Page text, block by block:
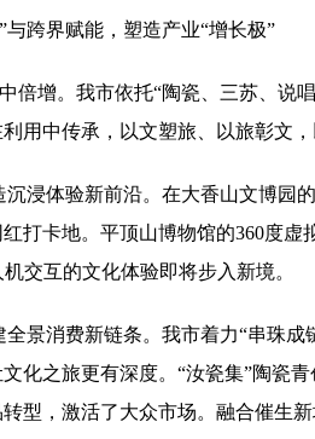
与跨界赋能，塑造产业“增长极”
倍增。我市依托“陶瓷、三苏、说
用中传承，以文塑旅、以旅彰文
沉浸体验新前沿。在大香山文博园
打卡地。平顶山博物馆的360度
交互的文化体验即将步入新境。
全景消费新链条。我市着力“串珠
化之旅更有深度。“汝瓷集”陶瓷
型，激活了大众市场。融合催生